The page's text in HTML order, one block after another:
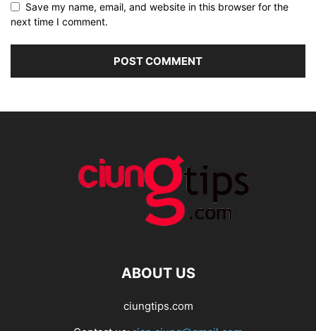
Save my name, email, and website in this browser for the
next time I comment.
ABOUT US
ciungtips.com